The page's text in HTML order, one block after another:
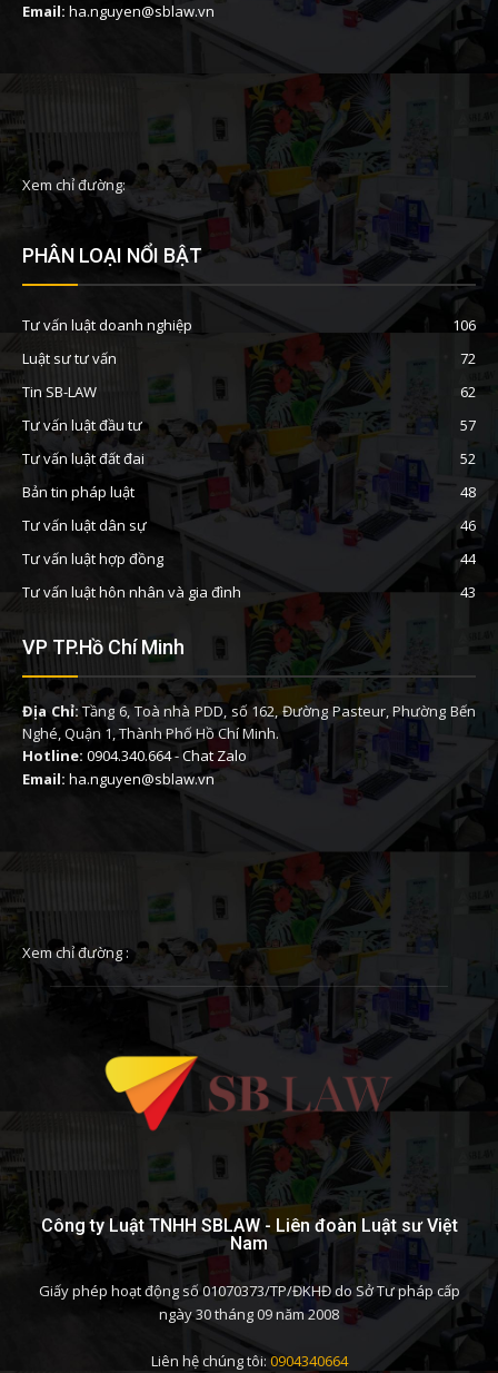
Email: ha.nguyen@sblaw.vn
Xem chỉ đường:
PHÂN LOẠI NỔI BẬT
Tư vấn luật doanh nghiệp
106
Luật sư tư vấn
72
Tin SB-LAW
62
Tư vấn luật đầu tư
57
Tư vấn luật đất đai
52
Bản tin pháp luật
48
Tư vấn luật dân sự
46
Tư vấn luật hợp đồng
44
Tư vấn luật hôn nhân và gia đình
43
VP TP.Hồ Chí Minh
Địa Chỉ:Tầng 6, Toà nhà PDD, số 162, Đường Pasteur, Phường Bến
Nghé, Quận 1, Thành Phố Hồ Chí Minh.
Hotline: 0904.340.664-Chat Zalo
Email: ha.nguyen@sblaw.vn
Xem chỉ đường :
Công ty Luật TNHH SBLAW - Liên đoàn Luật sư Việt
Nam
Giấy phép hoạt động số 01070373/TP/ĐKHĐ do Sở Tư pháp cấp
ngày 30 tháng 09 năm 2008
Liên hệ chúng tôi: 0904340664